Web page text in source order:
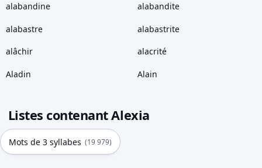
alabandine alabandite
alabastre alabastrite
alâchir alacrité
Aladin Alain
Listes contenant Alexia
Mots de 3 syllabes (19 979)